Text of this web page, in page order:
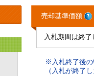
売却基準価額
入札期間は終了
※入札終了後の
（入札が終了